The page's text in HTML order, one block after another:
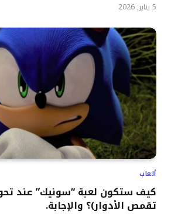
5 يناير, 2026
ألعاب
كيف ستكون لعبة “سونيك” عند
تقمص الأدوار)؟ والإجابة.